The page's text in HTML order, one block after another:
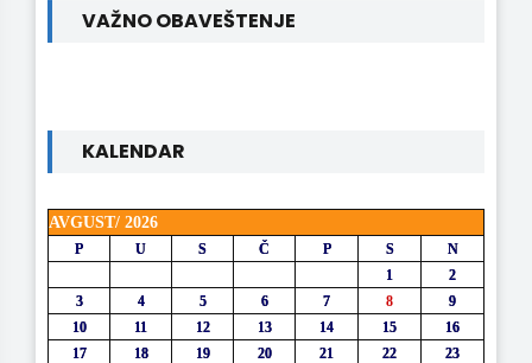
VAŽNO OBAVEŠTENJE
KALENDAR
AVGUST/ 2026
P U S Č P S
N
1
2
3
4 5 6 7 8
9
10
11 12 13 14 15
16
17
18 19 20 21 22
23